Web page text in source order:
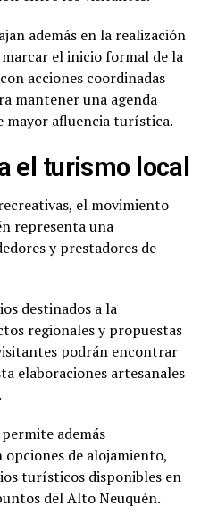
además en la realización
el inicio formal de la
acciones coordinadas
mantener una agenda
mayor afluencia turística.
el turismo local
el movimiento
representa una
y prestadores de
destinados a la
regionales y propuestas
podrán encontrar
elaboraciones artesanales
además
de alojamiento,
turísticos disponibles en
del Alto Neuquén.